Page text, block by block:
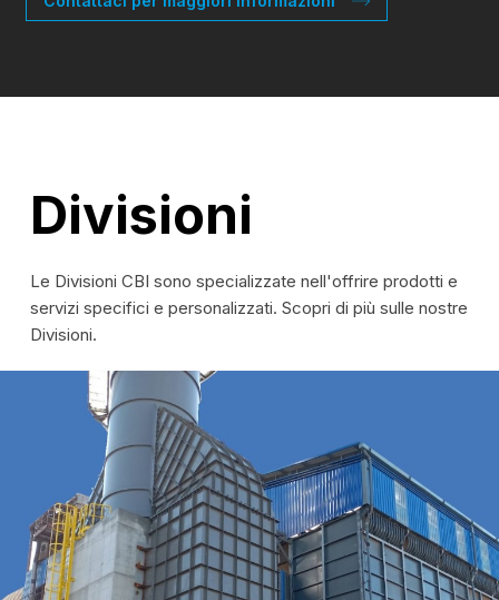
Divisioni
Le Divisioni CBI sono specializzate nell'offrire prodotti e
servizi specifici e personalizzati. Scopri di più sulle nostre
Divisioni.